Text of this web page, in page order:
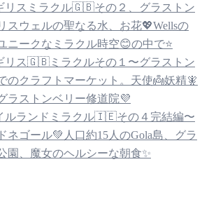
リスミラクル🇬🇧その２、グラストン
スウェルの聖なる水、お花💖Wellsの
ニークなミラクル時空😊の中で⭐️
リス🇬🇧ミラクルその１〜グラストン
のクラフトマーケット。天使👼妖精🧚
ラストンベリー修道院💜
ルランドミラクル🇮🇪その４完結編〜
ネゴール💚人口約15人のGola島、グラ
園、魔女のヘルシーな朝食✨